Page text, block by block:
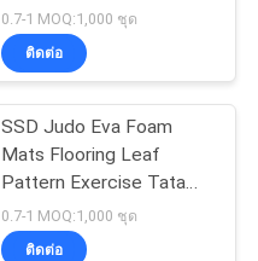
Jigsaw Double Mat เป็น
มิตรกับสิ่งแวดล้อม
0.7-1 MOQ:1,000 ชุด
ติดต่อ
SSD Judo Eva Foam
Mats Flooring Leaf
Pattern Exercise Tatami
Kids Baby Play Mats
0.7-1 MOQ:1,000 ชุด
ติดต่อ